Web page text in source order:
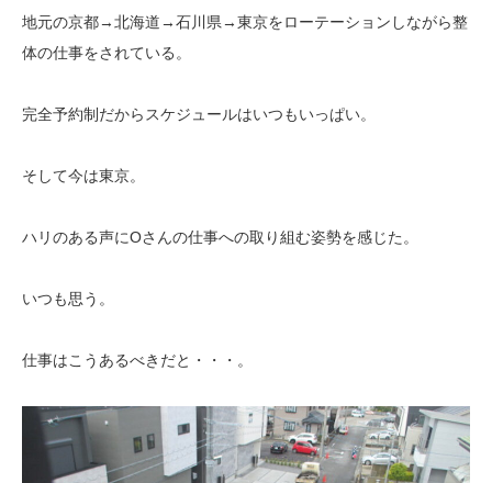
地元の京都→北海道→石川県→東京をローテーションしながら整
体の仕事をされている。
完全予約制だからスケジュールはいつもいっぱい。
そして今は東京。
ハリのある声にOさんの仕事への取り組む姿勢を感じた。
いつも思う。
仕事はこうあるべきだと・・・。